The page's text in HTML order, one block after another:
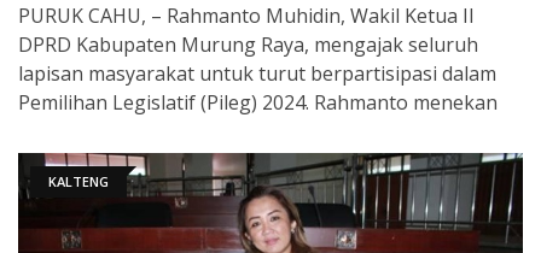
PURUK CAHU, – Rahmanto Muhidin, Wakil Ketua II
DPRD Kabupaten Murung Raya, mengajak seluruh
lapisan masyarakat untuk turut berpartisipasi dalam
Pemilihan Legislatif (Pileg) 2024. Rahmanto menekan
KALTENG